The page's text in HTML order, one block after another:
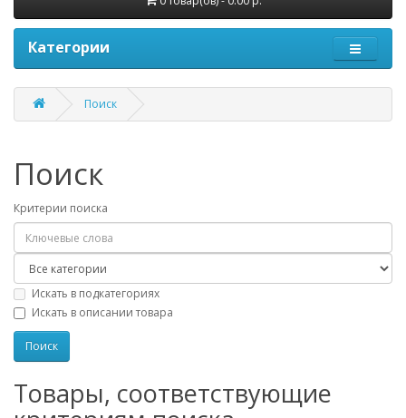
Категории
Поиск
Поиск
Критерии поиска
Искать в подкатегориях
Искать в описании товара
Товары, соответствующие